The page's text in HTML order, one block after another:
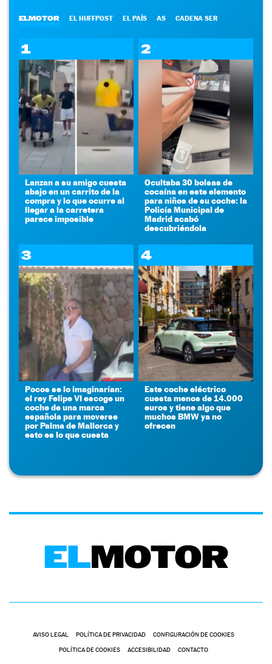
ELMOTOR EL HUFFPOST EL PAÍS AS CADENA SER
1
Lanzan a su amigo cuesta
abajo en un carrito de la
compra y lo que ocurre al
llegar a la carretera
parece imposible
2
Ocultaba 30 bolsas de
cocaína en este elemento
para niños de su coche: la
Policía Municipal de
Madrid acabó
descubriéndola
3
Pocos se lo imaginarían:
el rey Felipe VI escoge un
coche de una marca
española para moverse
por Palma de Mallorca y
esto es lo que cuesta
4
Este coche eléctrico
cuesta menos de 14.000
euros y tiene algo que
muchos BMW ya no
ofrecen
AVISO LEGAL POLÍTICA DE PRIVACIDAD CONFIGURACIÓN DE COOKIES
POLÍTICA DE COOKIES ACCESIBILIDAD CONTACTO